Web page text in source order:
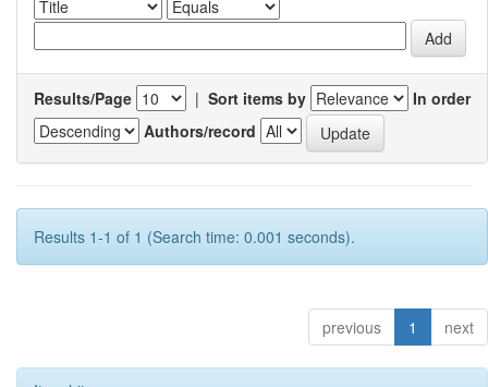
Results/Page | Sort items by
In order
Authors/record
Results 1-1 of 1 (Search time: 0.001 seconds).
previous 1 next